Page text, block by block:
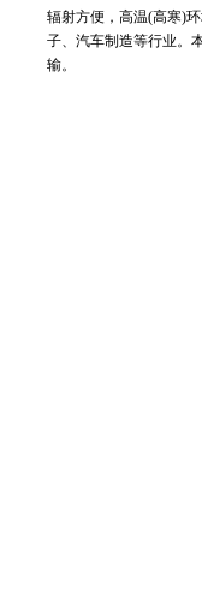
辐射方便，高温(高寒)
子、汽车制造等行业。
输。